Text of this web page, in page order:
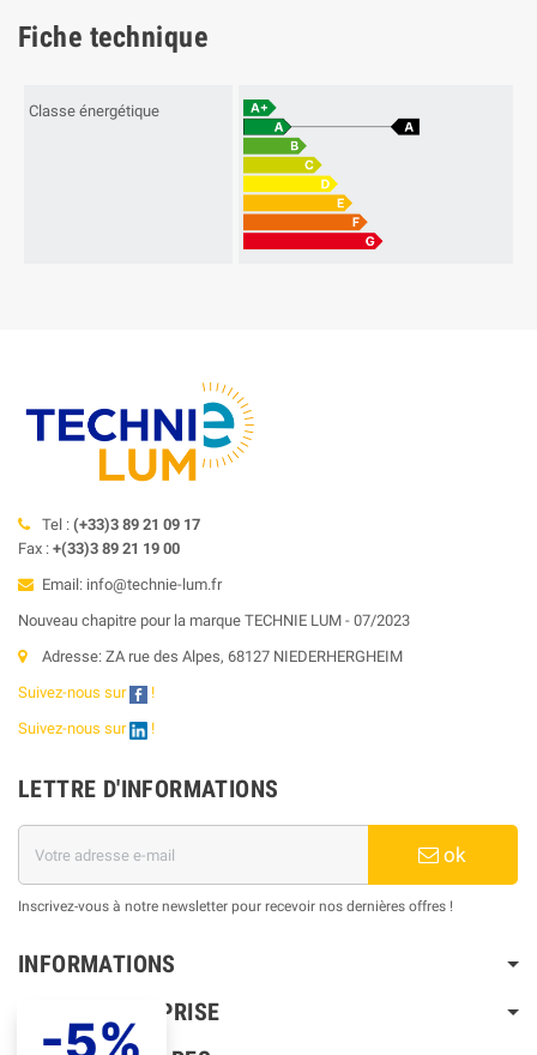
Fiche technique
Classe énergétique
Tel : (+33)3 89 21 09 17
Fax : +(33)3 89 21 19 00
Email: info@technie-lum.fr
Nouveau chapitre pour la marque TECHNIE LUM - 07/2023
Adresse: ZA rue des Alpes, 68127 NIEDERHERGHEIM
Suivez-nous sur
!
Suivez-nous sur
!
LETTRE D'INFORMATIONS
ok
Inscrivez-vous à notre newsletter pour recevoir nos dernières offres !
INFORMATIONS
NOTRE ENTREPRISE